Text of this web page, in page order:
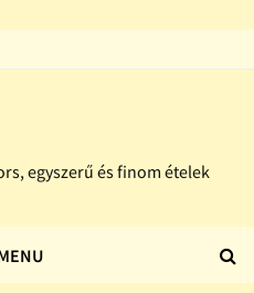
egyszerű és finom ételek